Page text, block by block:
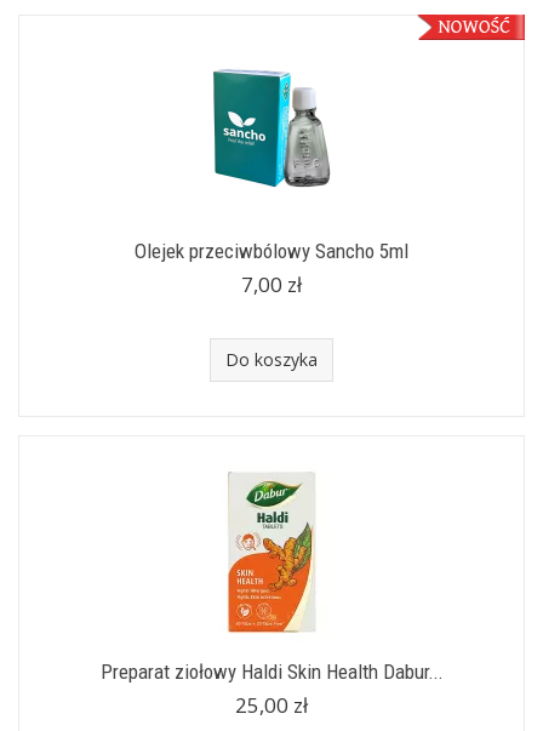
Olejek przeciwbólowy Sancho 5ml
7,00 zł
Do koszyka
Preparat ziołowy Haldi Skin Health Dabur...
25,00 zł